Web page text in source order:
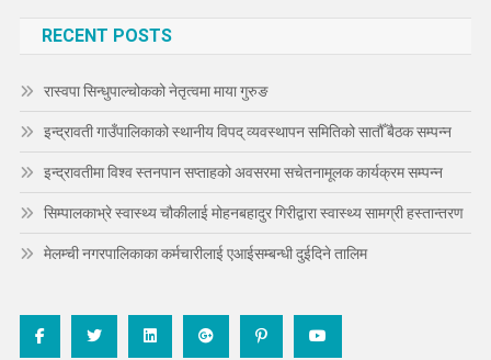
RECENT POSTS
रास्वपा सिन्धुपाल्चोकको नेतृत्वमा माया गुरुङ
इन्द्रावती गाउँपालिकाको स्थानीय विपद् व्यवस्थापन समितिको सातौँ बैठक सम्पन्न
इन्द्रावतीमा विश्व स्तनपान सप्ताहको अवसरमा सचेतनामूलक कार्यक्रम सम्पन्न
सिम्पालकाभ्रे स्वास्थ्य चौकीलाई मोहनबहादुर गिरीद्वारा स्वास्थ्य सामग्री हस्तान्तरण
मेलम्ची नगरपालिकाका कर्मचारीलाई एआईसम्बन्धी दुईदिने तालिम